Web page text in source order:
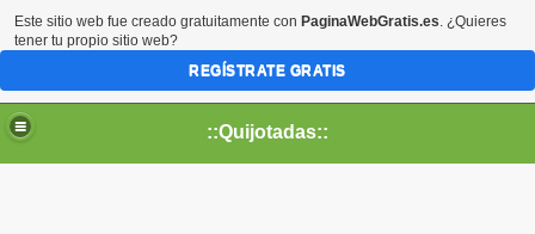
::Quijotadas::
Este sitio web fue creado gratuitamente con PaginaWebGratis.es. ¿Quieres
tener tu propio sitio web?
REGÍSTRATE GRATIS